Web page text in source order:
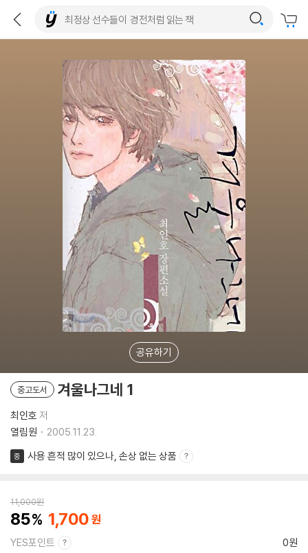
공유하기
중고도서 겨울나그네 1
최인호 저
열림원
2005.11.23.
중 사용 흔적 많이 있으나, 손상 없는 상품
11,000원
85 1,700
YES포인트 0원